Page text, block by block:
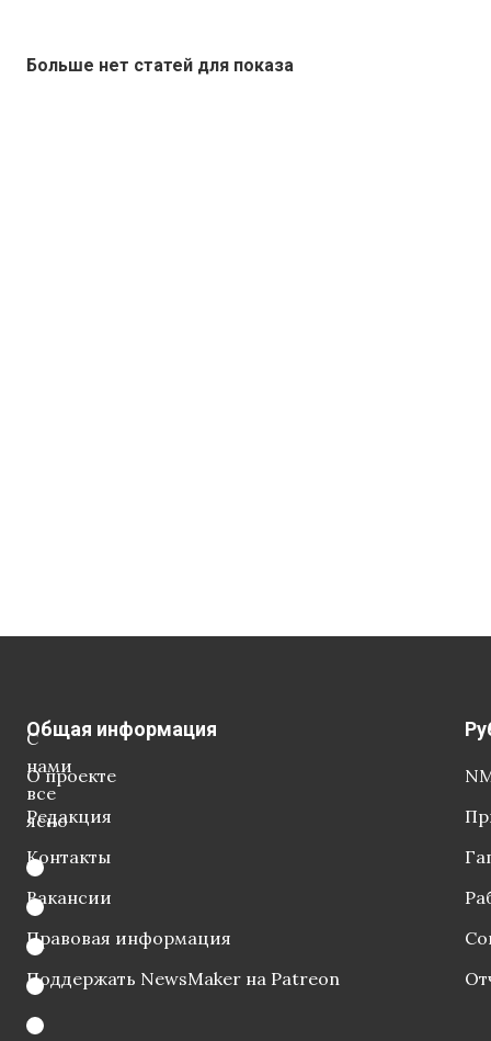
Больше нет статей для показа
С
нами
все
ясно
Общая информация
О проекте
Редакция
Контакты
Вакансии
Правовая информация
Поддержать NewsMaker на Patreon